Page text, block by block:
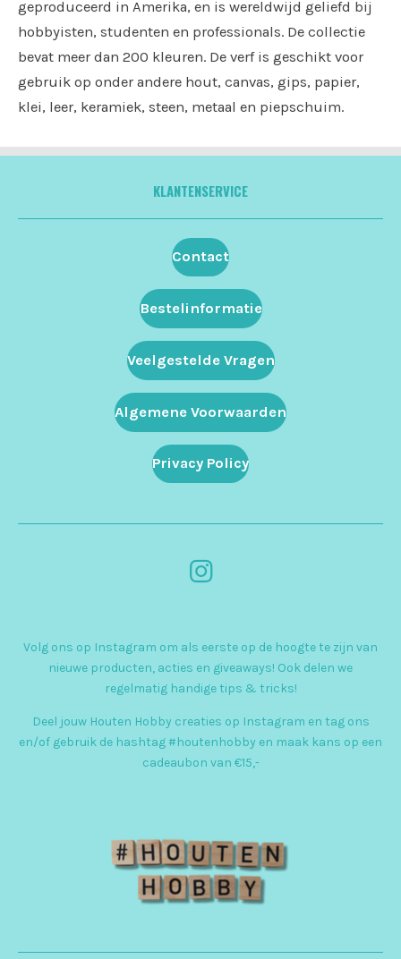
geproduceerd in Amerika, en is wereldwijd geliefd bij
hobbyisten, studenten en professionals. De collectie
bevat meer dan 200 kleuren. De verf is geschikt voor
gebruik op onder andere hout, canvas, gips, papier,
klei, leer, keramiek, steen, metaal en piepschuim.
KLANTENSERVICE
Contact
Bestelinformatie
Veelgestelde Vragen
Algemene Voorwaarden
Privacy Policy
I
t
a
g
r
a
Volg ons op Instagram om als eerste op de hoogte te zijn van
nieuwe producten, acties en giveaways! Ook delen we
regelmatig handige tips & tricks!
Deel jouw Houten Hobby creaties op Instagram en tag ons
en/of gebruik de hashtag #houtenhobby en maak kans op een
cadeaubon van €15,-